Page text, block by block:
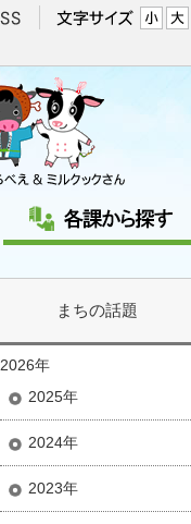
まちの話題
2026年
2025年
2024年
2023年